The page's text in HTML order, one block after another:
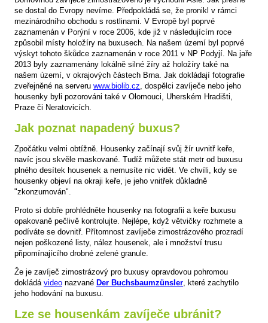
se dostal do Evropy nevíme. Předpokládá se, že pronikl v rámci
mezinárodního obchodu s rostlinami. V Evropě byl poprvé
zaznamenán v Porýní v roce 2006, kde již v následujícím roce
způsobil místy holožíry na buxusech. Na našem území byl poprvé
výskyt tohoto škůdce zaznamenán v roce 2011 v NP Podyjí. Na jaře
2013 byly zaznamenány lokálně silné žíry až holožíry také na
našem území, v okrajových částech Brna. Jak dokládají fotografie
zveřejněné na serveru www.biolib.cz, dospělci zavíječe nebo jeho
housenky byli pozorováni také v Olomouci, Uherském Hradišti,
Praze či Neratovicích.
Jak poznat napadený buxus?
Zpočátku velmi obtížně. Housenky začínají svůj žír uvnitř keře,
navíc jsou skvěle maskované. Tudíž můžete stát metr od buxusu
plného desítek housenek a nemusíte nic vidět. Ve chvíli, kdy se
housenky objeví na okraji keře, je jeho vnitřek důkladně
"zkonzumován".
Proto si dobře prohlédněte housenky na fotografii a keře buxusu
opakovaně pečlivě kontrolujte. Nejlépe, když větvičky rozhrnete a
podíváte se dovnitř. Přítomnost zavíječe zimostrázového prozradí
nejen poškozené listy, nález housenek, ale i množství trusu
připomínajícího drobné zelené granule.
Že je zavíječ zimostrázový pro buxusy opravdovou pohromou
dokládá video nazvané Der Buchsbaumzünsler , které zachytilo
jeho hodování na buxusu.
Lze se housenkám zavíječe ubránit?